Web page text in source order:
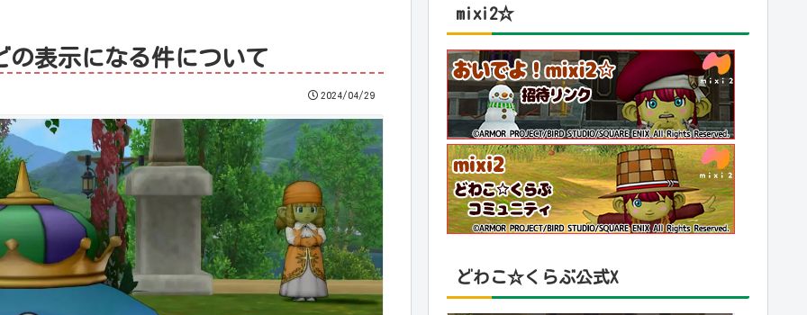
の表示になる件について
2024/04/29
mixi2☆
どわこ☆くらぶ公式X